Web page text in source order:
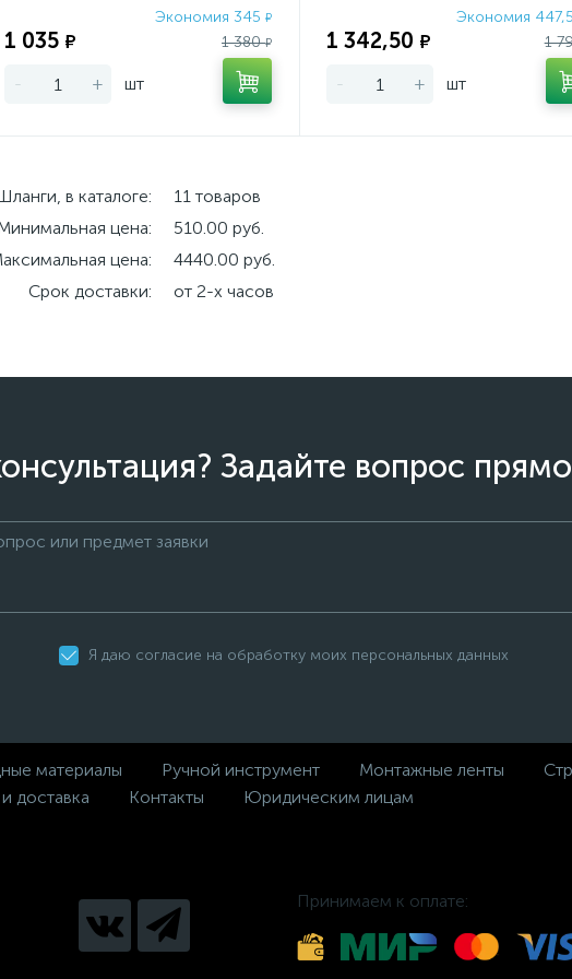
Экономия 345 ₽
1 035 ₽ 1 380₽
- + шт
Экономия
1 342,50 ₽ 1
- + шт
в каталоге:
11 товаров
цена:
510.00 руб.
цена:
4440.00 руб.
Срок доставки:
от 2-х часов
Задайте вопрос
Я даю согласие на обработку моих персональных данных
материалы Ручной инструмент Монтажные ленты
доставка Контакты Юридическим лицам
Принимаем к оплате: